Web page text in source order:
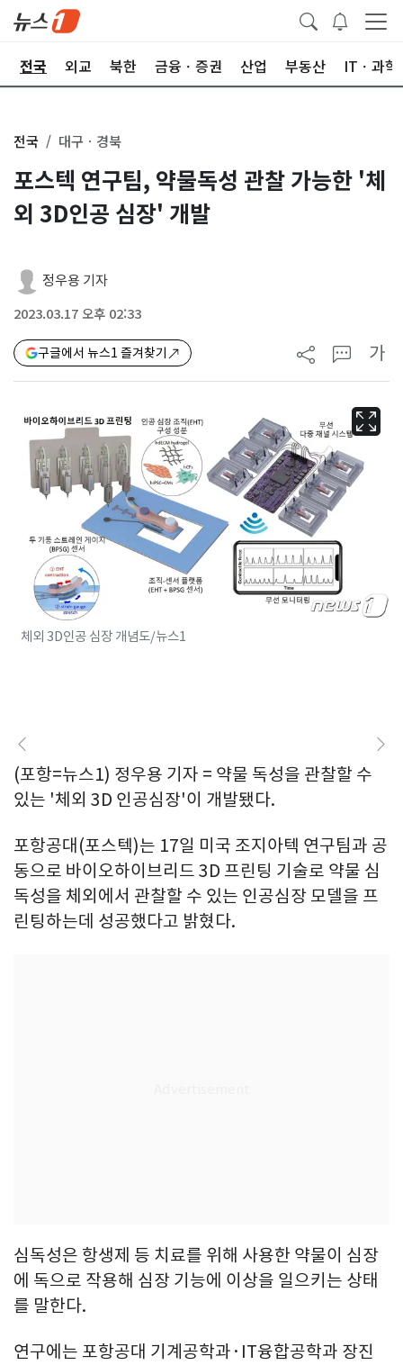
전국 외교 북한 금융ㆍ증권 산업 부동산 ITㆍ과학
전국 대구ㆍ경북
포스텍 연구팀, 약물독성 관찰 가능한 '체
외 3D인공 심장' 개발
정우용 기자
2023.03.17 오후 02:33
구글에서 뉴스1 즐겨찾기 가
체외 3D인공 심장 개념도/뉴스1
(포항=뉴스1) 정우용 기자 = 약물 독성을 관찰할 수
있는 '체외 3D 인공심장'이 개발됐다.
포항공대(포스텍)는 17일 미국 조지아텍 연구팀과 공
동으로 바이오하이브리드 3D 프린팅 기술로 약물 심
독성을 체외에서 관찰할 수 있는 인공심장 모델을 프
린팅하는데 성공했다고 밝혔다.
심독성은 항생제 등 치료를 위해 사용한 약물이 심장
에 독으로 작용해 심장 기능에 이상을 일으키는 상태
를 말한다.
연구에는 포항공대 기계공학과·IT융합공학과 장진